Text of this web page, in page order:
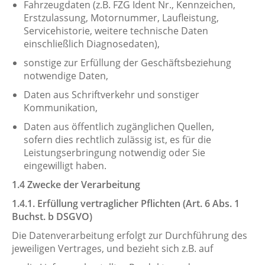
Fahrzeugdaten (z.B. FZG Ident Nr., Kennzeichen,
Erstzulassung, Motornummer, Laufleistung,
Servicehistorie, weitere technische Daten
einschließlich Diagnosedaten),
sonstige zur Erfüllung der Geschäftsbeziehung
notwendige Daten,
Daten aus Schriftverkehr und sonstiger
Kommunikation,
Daten aus öffentlich zugänglichen Quellen,
sofern dies rechtlich zulässig ist, es für die
Leistungserbringung notwendig oder Sie
eingewilligt haben.
1.4 Zwecke der Verarbeitung
​​​​​​​1.4.1. Erfüllung vertraglicher Pflichten (Art. 6 Abs. 1
Buchst. b DSGVO)
Die Datenverarbeitung erfolgt zur Durchführung des
jeweiligen Vertrages, und bezieht sich z.B. auf